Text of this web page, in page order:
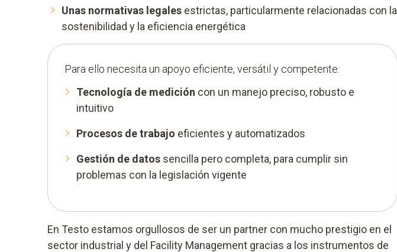
Unas normativas legales estrictas, particularmente relacionadas con la
sostenibilidad y la eficiencia energética
Para ello necesita un apoyo eficiente, versátil y competente:
Tecnología de medición con un manejo preciso, robusto e
intuitivo
Procesos de trabajo eficientes y automatizados
Gestión de datos sencilla pero completa, para cumplir sin
problemas con la legislación vigente
En Testo estamos orgullosos de ser un partner con mucho prestigio en el
sector industrial y del Facility Management gracias a los instrumentos de